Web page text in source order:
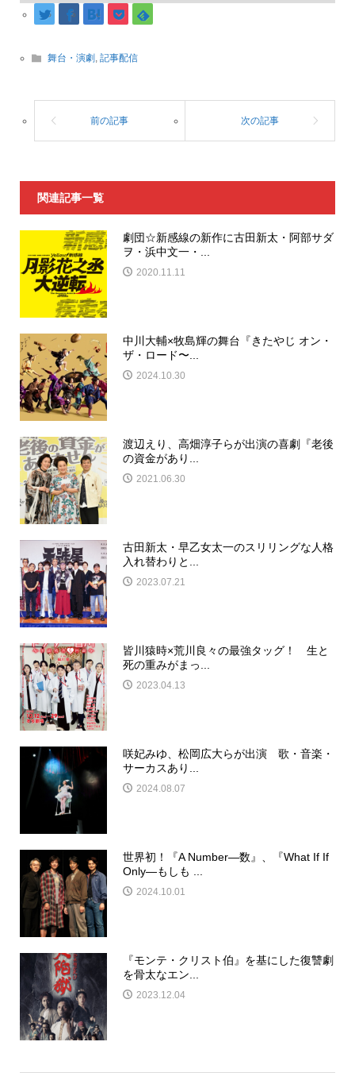
舞台・演劇 ,記事配信
関連記事一覧
劇団☆新感線の新作に古田新太・阿部サダ
ヲ・浜中文一・...
2020.11.11
中川⼤輔×牧島輝の舞台『きたやじ オン・
ザ・ロード〜...
2024.10.30
渡辺えり、高畑淳子らが出演の喜劇『老後
の資金があり...
2021.06.30
古田新太・早乙女太一のスリリングな人格
入れ替わりと...
2023.07.21
皆川猿時×荒川良々の最強タッグ！ 生と
死の重みがまっ...
2023.04.13
咲妃みゆ、松岡広大らが出演 歌・音楽・
サーカスあり...
2024.08.07
世界初！『A Number―数』、『What If If
Only―もしも ...
2024.10.01
『モンテ・クリスト伯』を基にした復讐劇
を骨太なエン...
2023.12.04